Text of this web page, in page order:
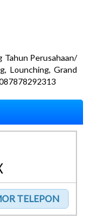
Tahun Perusahaan/
Lounching, Grand